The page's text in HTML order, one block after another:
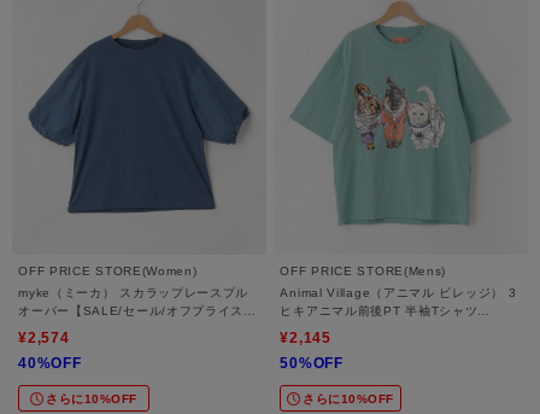
OFF PRICE STORE(Women)
myke（ミーカ） スカラップレースプル
オーバー【SALE/セール/オフプライス/
カジュアル/デイリー/トレンド/ゆった
り】
¥2,574
40%OFF
さらに10%OFF
OFF PRICE STORE(Mens)
Animal Village（アニマル ビレッジ） 3
ヒキアニマル前後PT 半袖Tシャツ
【SALE/セール/オフプライス/カジュア
ル/デイリー/トレンド/ユニセックス】
¥2,145
50%OFF
さらに10%OFF